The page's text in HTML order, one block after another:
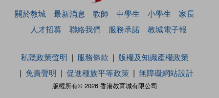
關於教城 最新消息 教師 中學生 小學生
家長
人才招募
聯絡我們 服務承諾 教城電子報
版權所有© 2026 香港教育城有限公司
私隱政策聲明 服務條款
版權及知識產權政策
免責聲明
促進種族平等政策 無障礙網站設計